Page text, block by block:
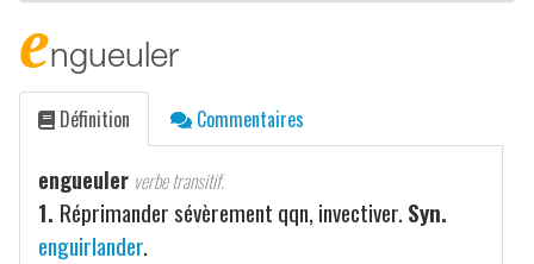
engueuler
Définition Commentaires
engueuler verbe transitif.
1. Réprimander sévèrement qqn, invectiver. Syn.
enguirlander.